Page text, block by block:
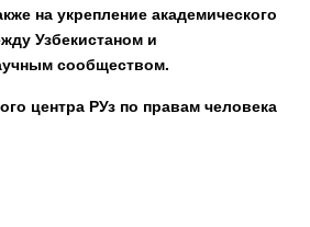
на укрепление академического
Узбекистаном и
сообществом.
центра РУз по правам человека